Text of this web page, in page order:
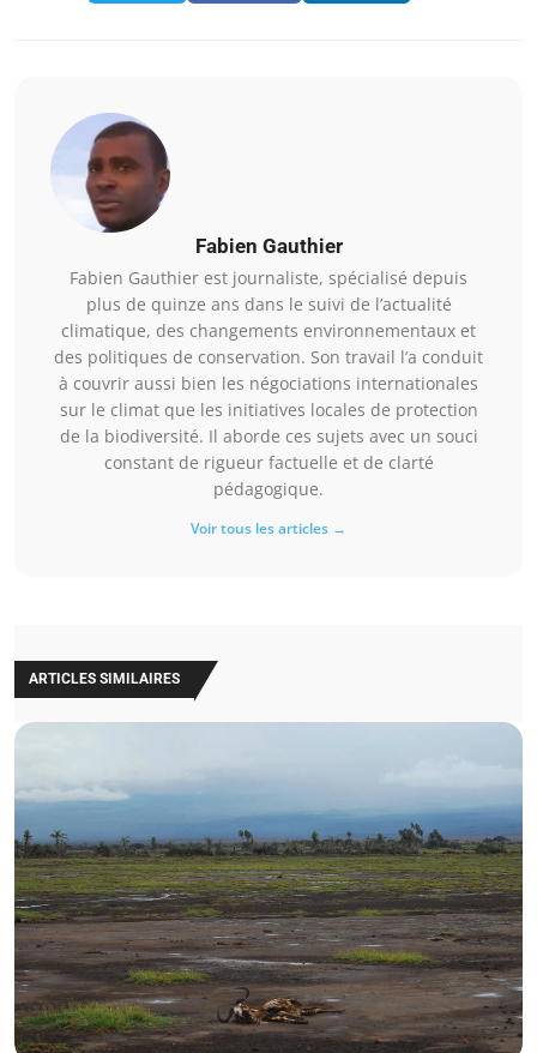
Fabien Gauthier
Fabien Gauthier est journaliste, spécialisé depuis
plus de quinze ans dans le suivi de l’actualité
climatique, des changements environnementaux et
des politiques de conservation. Son travail l’a conduit
à couvrir aussi bien les négociations internationales
sur le climat que les initiatives locales de protection
de la biodiversité. Il aborde ces sujets avec un souci
constant de rigueur factuelle et de clarté
pédagogique.
Voir tous les articles →
ARTICLES SIMILAIRES